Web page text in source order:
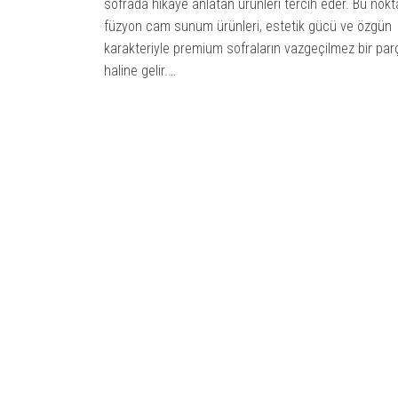
sofrada hikâye anlatan ürünleri tercih eder. Bu
füzyon cam sunum ürünleri, estetik gücü ve özgün
karakteriyle premium sofraların vazgeçilmez bir
haline gelir.…